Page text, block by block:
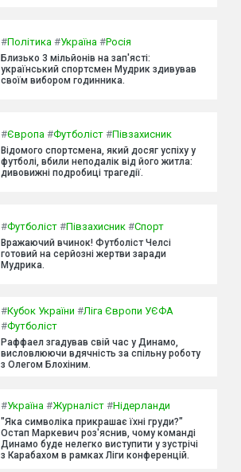
#Політика #Україна #Росія
Близько 3 мільйонів на зап'ясті:
український спортсмен Мудрик здивував
своїм вибором годинника.
#Європа #Футболіст #Півзахисник
Відомого спортсмена, який досяг успіху у
футболі, вбили неподалік від його житла:
дивовижні подробиці трагедії.
#Футболіст #Півзахисник #Спорт
Вражаючий вчинок! Футболіст Челсі
готовий на серйозні жертви заради
Мудрика.
#Кубок України #Ліга Європи УЄФА
#Футболіст
Раффаел згадував свій час у Динамо,
висловлюючи вдячність за спільну роботу
з Олегом Блохіним.
#Україна #Журналіст #Нідерланди
"Яка символіка прикрашає їхні груди?"
Остап Маркевич роз'яснив, чому команді
Динамо буде нелегко виступити у зустрічі
з Карабахом в рамках Ліги конференцій.